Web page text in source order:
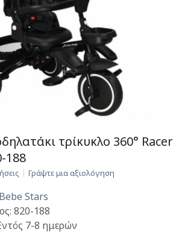
τρίκυκλο 360° Racer
188
Γράψτε μια αξιολόγηση
Bebe Stars
820-188
7-8 ημερών